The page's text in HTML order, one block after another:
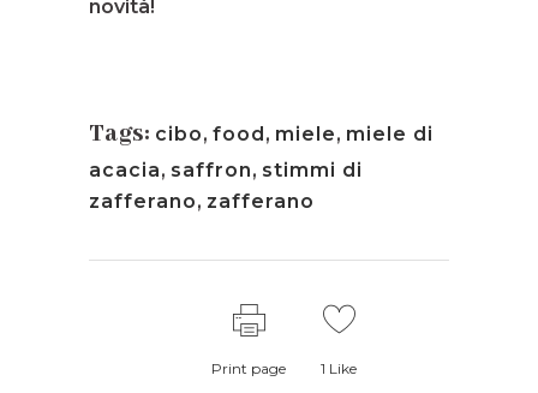
novità!
Tags: cibo,food, miele, miele di
acacia, saffron, stimmi di
zafferano, zafferano
Print page 1 Like